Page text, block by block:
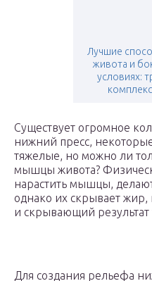
Лучшие
живота и
условиях:
Существует огромное
нижний пресс,
тяжелые, но можно ли
мышцы живота?
нарастить мышцы,
однако их скрывает
и скрывающий
Для создания рельефа